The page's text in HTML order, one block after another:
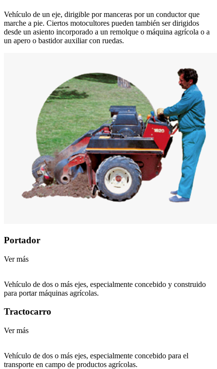
Vehículo de un eje, dirigible por manceras por un conductor que
marche a pie. Ciertos motocultores pueden también ser dirigidos
desde un asiento incorporado a un remolque o máquina agrícola o a
un apero o bastidor auxiliar con ruedas.
Portador
Ver más
Vehículo de dos o más ejes, especialmente concebido y construido
para portar máquinas agrícolas.
Tractocarro
Ver más
Vehículo de dos o más ejes, especialmente concebido para el
transporte en campo de productos agrícolas.